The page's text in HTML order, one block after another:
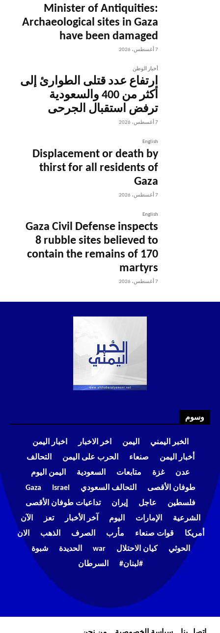
Minister of Antiquities:
Archaeological sites in Gaza
have been damaged
7 أغسطس، 2026
أخبار الوطن
ارتفاع عدد قتلى الطوارئ إلى
أكثر من 400 والسعودية
ترفض استقبال الجرحى
7 أغسطس، 2026
English
Displacement or death by
thirst for all residents of
Gaza
7 أغسطس، 2026
English
Gaza Civil Defense inspects
8 rubble sites believed to
contain the remains of 170
martyrs
7 أغسطس، 2026
وسوم
الخبر اليمني اليمن اخر الاخبار
اخبار اليمن
أخبار اليمن
صنعاء الحرب على اليمن
التحالف
عدن
غزة متابعات السعودية
اليمن اليوم
طوفان الأقصى
التحالف السعودي Israel
Gaza
فلسطين
عاجل إيران
تداعيات طوفان الأقصى
الشرعية
الإمارات اليوم آخر الأخبار تعز
الآن
أمريكا
قوات صنعاء مأرب الصرف الذهب
الان
الحوثي
كيان الاحتلال war الحديدة
شبوة
#لبنان#
السرطان